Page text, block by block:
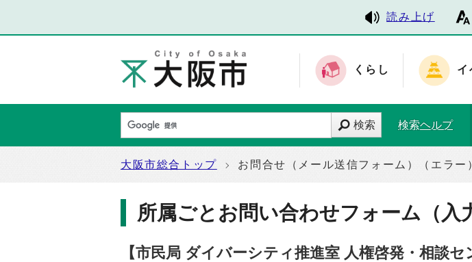
読み上げ
くらし イ
検索 検索ヘルプ
大阪市総合トップ お問合せ（メール送信フォーム）（エラー
所属ごとお問い合わせフォーム（入
【市民局 ダイバーシティ推進室 人権啓発・相談